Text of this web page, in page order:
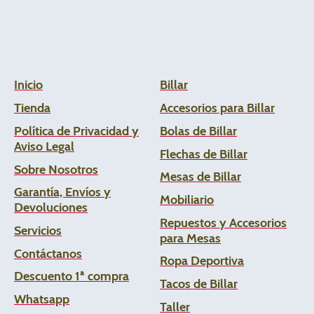
Inicio
Tienda
Política de Privacidad y
Aviso Legal
Sobre Nosotros
Garantía, Envíos y
Devoluciones
Servicios
Contáctanos
Descuento 1ª compra
Whatsapp
Billar
Accesorios para Billar
Bolas de Billar
Flechas de Billar
Mesas de Billar
Mobiliario
Repuestos y Accesorios
para Mesas
Ropa Deportiva
Tacos de Billar
Taller